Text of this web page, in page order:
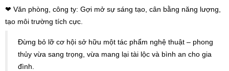
❤ Văn phòng, công ty: Gợi mở sự sáng tạo, cân bằng năng lượng,
tạo môi trường tích cực.
Đừng bỏ lỡ cơ hội sở hữu một tác phẩm nghệ thuật – phong
thủy vừa sang trọng, vừa mang lại tài lộc và bình an cho gia
đình.